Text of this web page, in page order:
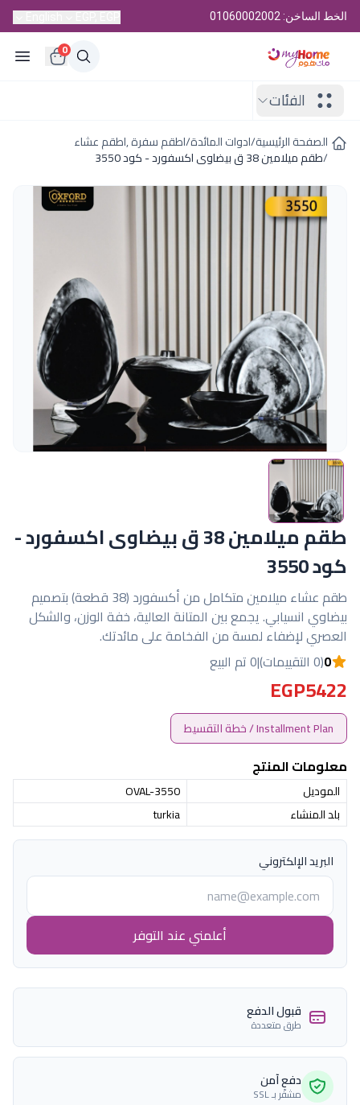
الخط الساخن: 01060002002
0
الفئات
الصفحة الرئيسية/ادوات المائدة/اطقم سفرة ,اطقم عشاء
/طقم ميلامين 38 ق بيضاوى اكسفورد - كود 3550
طقم ميلامين 38 ق بيضاوى اكسفورد -
كود 3550
طقم عشاء ميلامين متكامل من أكسفورد (38 قطعة) بتصميم
بيضاوي انسيابي. يجمع بين المتانة العالية، خفة الوزن، والشكل
العصري لإضفاء لمسة من الفخامة على مائدتك.
0(0 التقييمات) |0 تم البيع
EGP5422
Installment Plan / خطة التقسيط
معلومات المنتج
الموديل
OVAL-3550
بلد المنشاء
turkia
البريد الإلكتروني
أعلمني عند التوفر
قبول الدفع
طرق متعددة
دفع آمن
مشفّر بـ SSL